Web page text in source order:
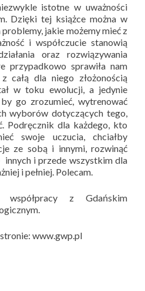
istotne w uważności
Dzięki tej książce można w
jakie możemy mieć z
i współczucie stanowią
oraz rozwiązywania
przypadkowo sprawiła nam
całą dla niego złożonością
w toku ewolucji, a jedynie
go zrozumieć, wytrenować
wyborów dotyczących tego,
Podręcznik dla każdego, kto
swoje uczucia, chciałby
ze sobą i innymi, rozwinąć
i przede wszystkim dla
i pełniej. Polecam.
współpracy z Gdańskim
www.gwp.pl